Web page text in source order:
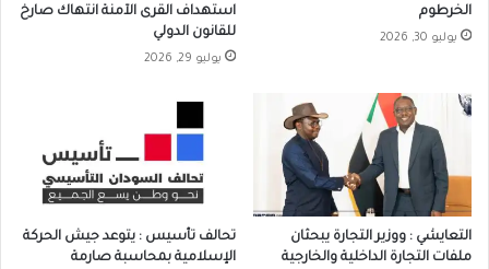
الخرطوم
يوليو 30, 2026
استهداف القرى الآمنة انتهاك صارخ
للقانون الدولي
يوليو 29, 2026
التعايشي : ووزير التجارة يبحثان
ملفات التجارة الداخلية والخارجية
تحالف تأسيس : يتوعد جيش الحركة
الإسلامية بمحاسبة صارمة